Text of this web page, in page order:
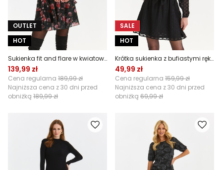
OUTLET
HOT
Sukienka fit and flare w kwiatowy nadruk
139,99 zł
Cena regularna 189,99 zł
Najniższa cena z 30 dni przed
obniżką 189,99 zł
SALE
HOT
Krótka sukienka z bufiastymi rękawami
49,99 zł
Cena regularna 159,99 zł
Najniższa cena z 30 dni przed
obniżką 69,99 zł